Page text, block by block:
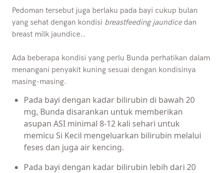
Pedoman tersebut juga berlaku pada bayi cukup bulan
yang sehat dengan kondisi breastfeeding jaundicedan
breast milk jaundice..
Ada beberapa kondisi yang perlu Bunda perhatikan dalam
menangani penyakit kuning sesuai dengan kondisinya
masing-masing.
Pada bayi dengan kadar bilirubin di bawah 20
mg, Bunda disarankan untuk memberikan
asupan ASI minimal 8-12 kali sehari untuk
memicu Si Kecil mengeluarkan bilirubin melalui
feses dan juga air kencing.
Pada bayi dengan kadar bilirubin lebih dari 20